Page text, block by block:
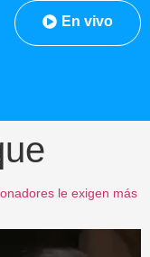
En vivo
le exigen más